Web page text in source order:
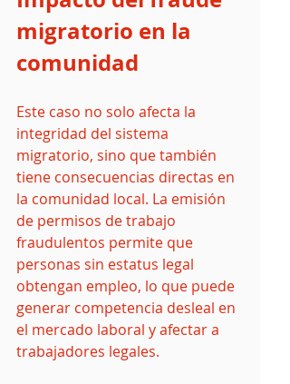
migratorio en la
comunidad
Este caso no solo afecta la
integridad del sistema
migratorio, sino que también
tiene consecuencias directas en
la comunidad local. La emisión
de permisos de trabajo
fraudulentos permite que
personas sin estatus legal
obtengan empleo, lo que puede
generar competencia desleal en
el mercado laboral y afectar a
trabajadores legales.